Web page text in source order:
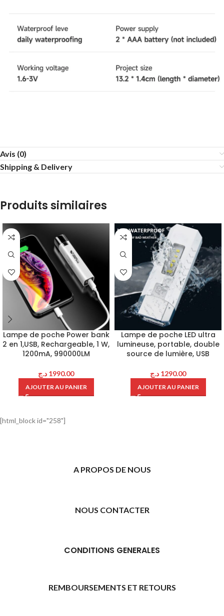
Avis (0)
Shipping & Delivery
Produits similaires
Lampe de poche Power bank
2 en 1,USB, Rechargeable, 1 W,
1200mA, 990000LM
1990.00 د.ج
AJOUTER AU PANIER
Lampe de poche LED ultra
lumineuse, portable, double
source de lumière, USB
1290.00 د.ج
AJOUTER AU PANIER
[html_block id="258"]
A PROPOS DE NOUS
NOUS CONTACTER
CONDITIONS GENERALES
REMBOURSEMENTS ET RETOURS